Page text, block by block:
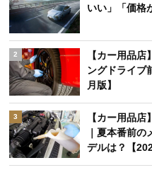
いい」「価格
2
【カー用品
ングドライブ
月版】
3
【カー用品
｜夏本番前
デルは？【